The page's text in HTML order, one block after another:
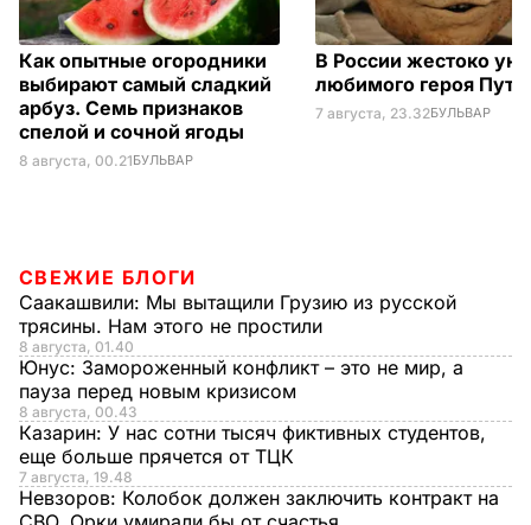
Как опытные огородники
выбирают самый сладкий
арбуз. Семь признаков
спелой и сочной ягоды
8 августа, 00.21БУЛЬВАР
В России жестоко
любимого героя
7 августа, 23.32БУЛЬВАР
СВЕЖИЕ БЛОГИ
Саакашвили: Мы вытащили Грузию из русской
трясины. Нам этого не простили
8 августа, 01.40
Юнус: Замороженный конфликт – это не мир, а
пауза перед новым кризисом
8 августа, 00.43
Казарин: У нас сотни тысяч фиктивных студентов,
еще больше прячется от ТЦК
7 августа, 19.48
Невзоров: Колобок должен заключить контракт на